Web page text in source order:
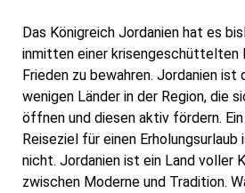
Das Königreich Jordanien hat es
inmitten einer krisengeschüttelten
Frieden zu bewahren. Jordanien ist
wenigen Länder in der Region, die
öffnen und diesen aktiv fördern.
Reiseziel für einen
nicht. Jordanien ist ein Land voller
zwischen Moderne und Tradition.